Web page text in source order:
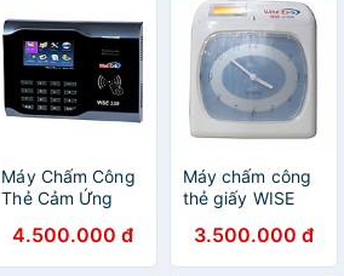
Máy Chấm Công
Thẻ Cảm Ứng
WSE330 - Hàng
Nhập Khẩu
4.500.000 đ
Máy chấm công
thẻ giấy WISE
hàng chính hãng
3.500.000 đ